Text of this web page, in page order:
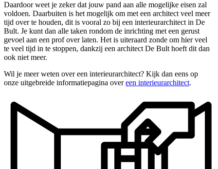
Daardoor weet je zeker dat jouw pand aan alle mogelijke eisen zal
voldoen. Daarbuiten is het mogelijk om met een architect veel meer
tijd over te houden, dit is vooral zo bij een interieurarchitect in De
Bult. Je kunt dan alle taken rondom de inrichting met een gerust
gevoel aan een prof over laten. Het is uiteraard zonde om hier veel
te veel tijd in te stoppen, dankzij een architect De Bult hoeft dit dan
ook niet meer.
Wil je meer weten over een interieurarchitect? Kijk dan eens op
onze uitgebreide informatiepagina overeen interieurarchitect.